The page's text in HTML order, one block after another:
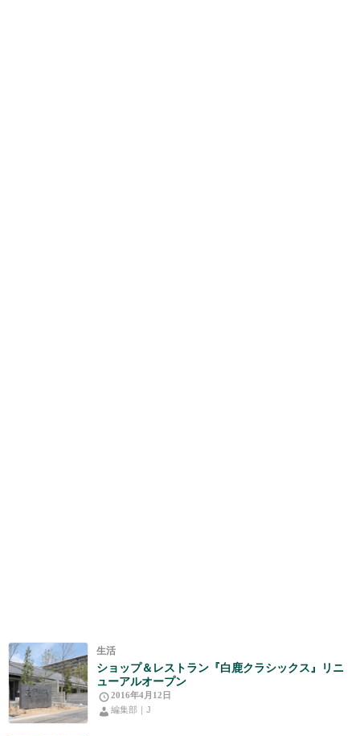
生活
ショップ＆レストラン『白鹿クラシックス』リニ
ューアルオープン
2016年4月12日
編集部｜J